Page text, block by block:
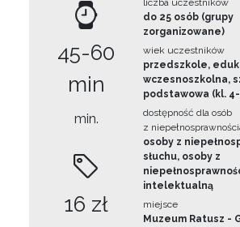
45-60
min
min.
16 zł
liczba uczestników
do 25 osób (grupy
zorganizowane)
wiek uczestników
przedszkole,
wczesnoszkolna,
podstawowa (kl.
dostępność dla osób
z
osoby z
słuchu, osoby z
intelektualną
miejsce
Muzeum Ratusz -